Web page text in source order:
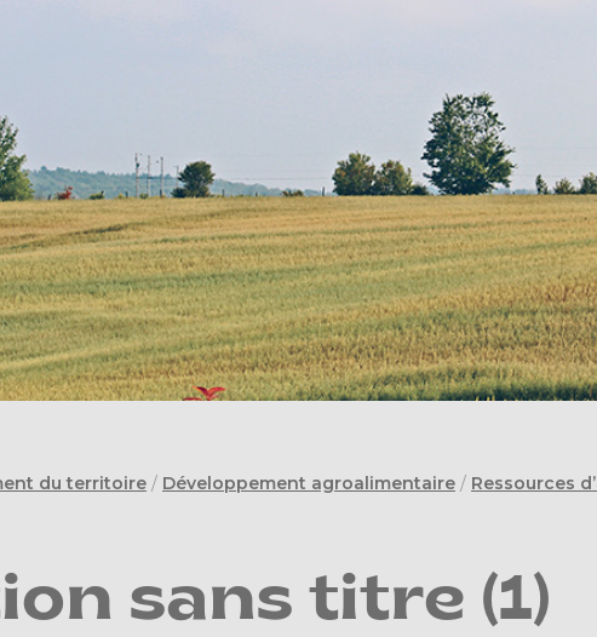
du territoire / Développement agroalimentaire / Ressources
sans titre (1)